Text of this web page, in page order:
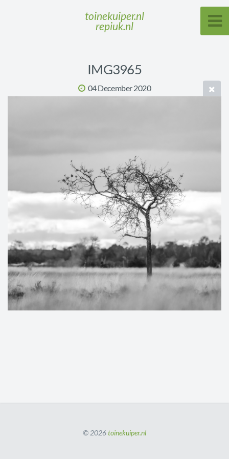
toinekuiper.nl
repiuk.nl
IMG3965
04 December 2020
© 2026toinekuiper.nl